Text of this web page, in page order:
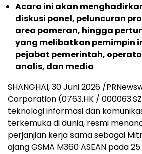
Acara ini akan
diskusi panel, peluncuran
area pameran, hingga
yang melibatkan pemimpin
pejabat pemerintah,
analis, dan media
SHANGHAI, 30 Juni 2026 /
Corporation (0763.HK /
teknologi informasi dan
terkemuka di dunia, resmi
perjanjian kerja sama sebagai
ajang GSMA M360 ASEAN pada